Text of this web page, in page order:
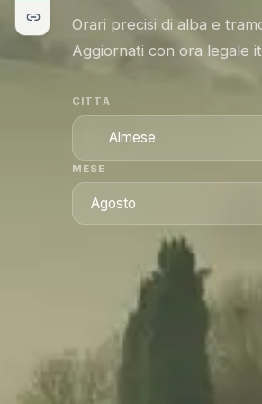
Orari precisi di alba e
Aggiornati con ora legale
CITTÀ
MESE